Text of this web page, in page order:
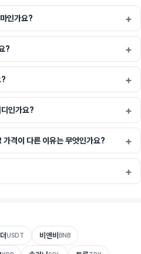
인가요?
?
?
인가요?
격이 다른 이유는 무엇인가요?
USDT 비앤비 BNB